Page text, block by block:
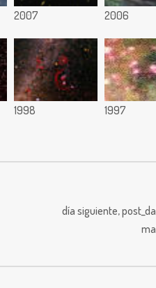
2007 2006
1998 1997
día siguiente,